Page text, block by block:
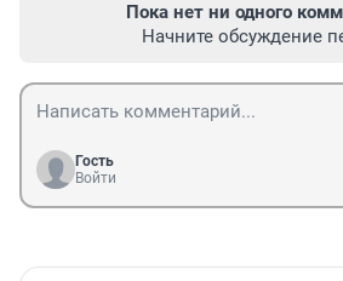
Пока нет ни одного
Начните обсуждение
Гость
Войти